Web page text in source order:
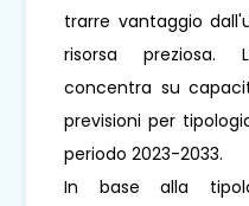
trarre vantaggio
risorsa preziosa.
concentra su
previsioni per
periodo 2023-2033.
In base alla